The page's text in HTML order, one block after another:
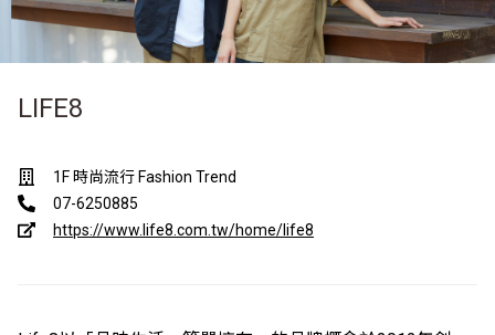
LIFE8
1F 時尚流行 Fashion Trend
07-6250885
https://www.life8.com.tw/home/life8